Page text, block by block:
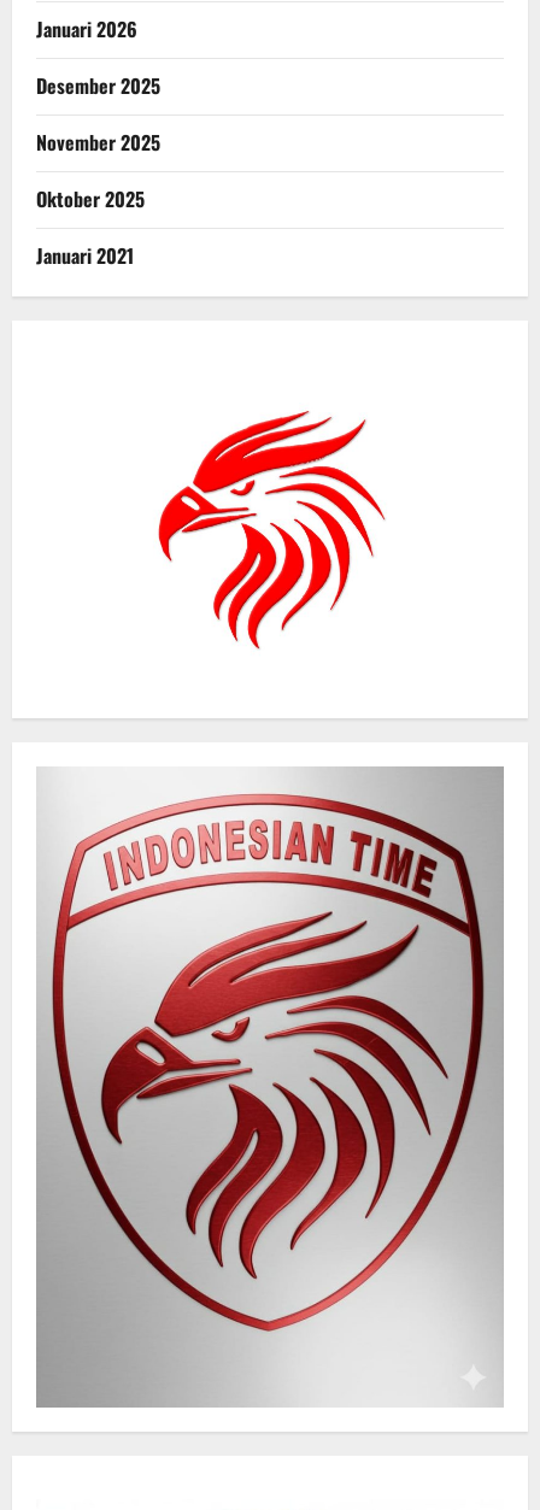
Januari 2026
Desember 2025
November 2025
Oktober 2025
Januari 2021